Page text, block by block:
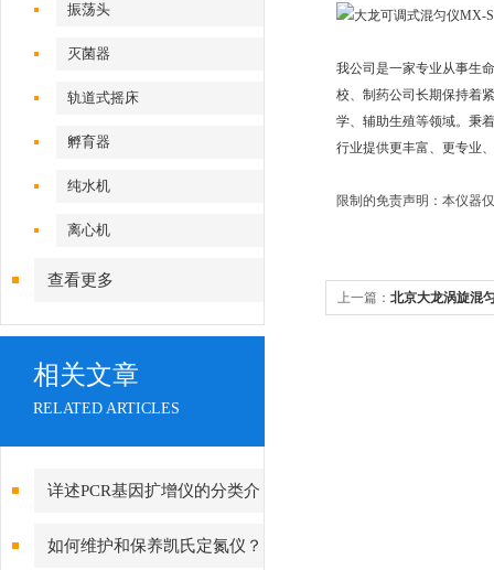
振荡头
灭菌器
轨道式摇床
孵育器
纯水机
离心机
查看更多
相关文章
RELATED ARTICLES
详述PCR基因扩增仪的分类介
如何维护和保养凯氏定氮仪？
我公司是一家专业从事生
校、制药公司长期保持着
学、辅助生殖等领域。秉
行业提供更丰富、更专业
限制的免责声明：本仪器
上一篇： 北京大龙涡旋混